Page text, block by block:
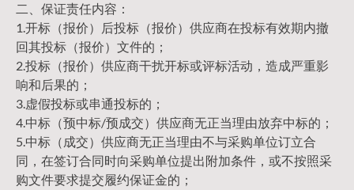
二、保证责任内容：
1.开标（报价）后投标（报价）供应商在投标有效期内撤
回其投标（报价）文件的；
2.投标（报价）供应商干扰开标或评标活动，造成严重影
响和后果的；
3.虚假投标或串通投标的；
4.中标（预中标/预成交）供应商无正当理由放弃中标的；
5.中标（成交）供应商无正当理由不与采购单位订立合
同，在签订合同时向采购单位提出附加条件，或不按照采
购文件要求提交履约保证金的；